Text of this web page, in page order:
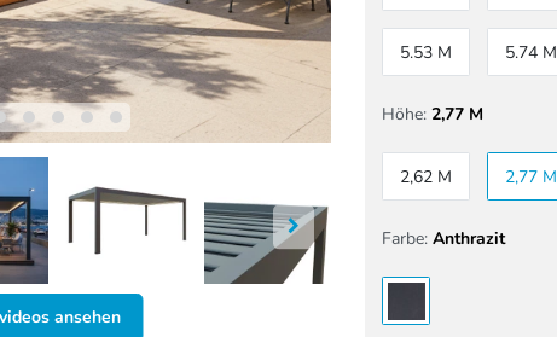
ansehen
5.53 M 5.74 M
Höhe: 2,77 M
2,62 M 2,77 M
Farbe: Anthrazit